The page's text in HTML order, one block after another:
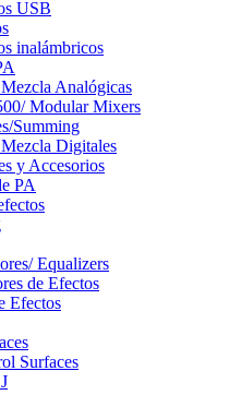
USB
inalámbricos
Analógicas
Modular Mixers
Summing
Digitales
y Accesorios
PA
Equalizers
de Efectos
Efectos
Surfaces